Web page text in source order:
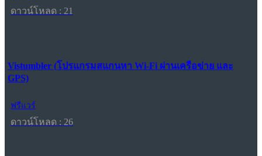
ดาวน์โหลด : 21
Vistumbler (โปรแกรมสแกนหา Wi-Fi ผ่านเครือข่าย และ
GPS)
ฟรีแวร์
ดาวน์โหลด : 26